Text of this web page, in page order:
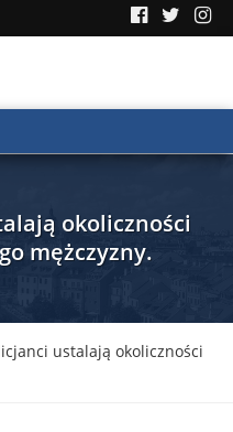
okoliczności
mężczyzny.
ustalają okoliczności